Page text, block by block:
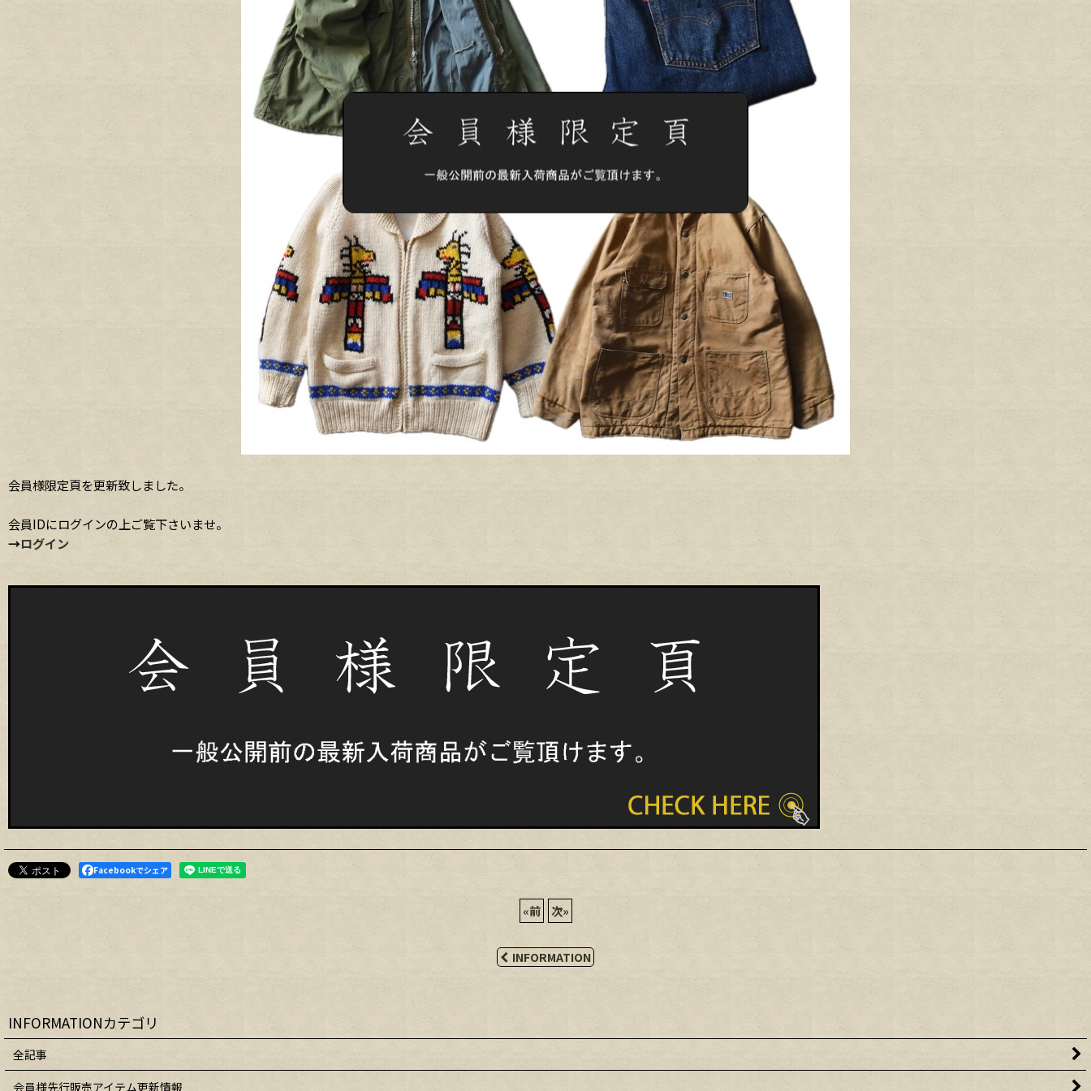
会員様限定頁を更新致しました。
会員IDにログインの上ご覧下さいませ。
→ログイン
Facebookでシェア
«前 次»
INFORMATION
INFORMATIONカテゴリ
全記事
会員様先行販売アイテム更新情報